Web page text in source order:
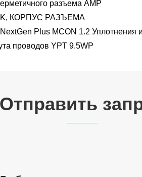
разъема AMP
КОРПУС РАЗЪЕМА
Plus MCON 1.2 Уплотнения
с одинарной проволокой с замком-
проводов YPT 9.5WP
Отправить